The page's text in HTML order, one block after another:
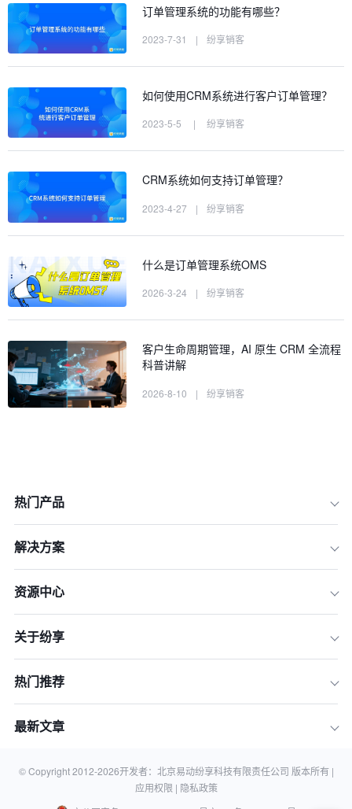
五、与员工讨论
九、考虑未来发展
订单管理系统的功能有哪些？
2023-7-31 | 纷享销客
如何使用CRM系统进行客户订单管理？
2023-5-5 | 纷享销客
CRM系统如何支持订单管理？
2023-4-27 | 纷享销客
什么是订单管理系统OMS
2026-3-24 | 纷享销客
客户生命周期管理，AI 原生 CRM 全流程
科普讲解
2026-8-10 | 纷享销客
热门产品
解决方案
资源中心
关于纷享
热门推荐
最新文章
© Copyright 2012-2026开发者：北京易动纷享科技有限责任公司 版本所有 |
应用权限 | 隐私政策